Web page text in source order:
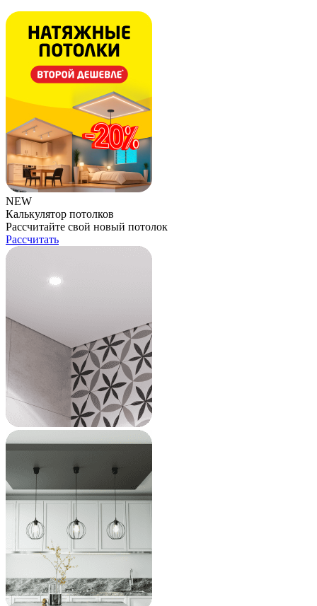
NEW
Калькулятор потолков
Рассчитайте свой новый потолок
Рассчитать